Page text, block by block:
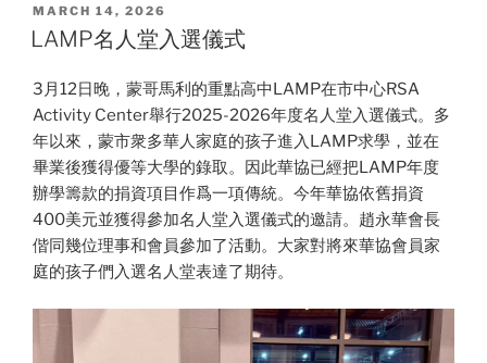
POSTED
ON
MARCH 14, 2026
LAMP名人堂入選儀式
3月12日晚，蒙哥馬利的重點高中LAMP在市中心RSA
Activity Center舉行2025-2026年度名人堂入選儀式。多
年以來，蒙市衆多華人家庭的孩子進入LAMP求學，並在
畢業後獲得優等大學的錄取。因此華協已經把LAMP年度
辦學籌款的捐資項目作爲一項傳統。今年華協依舊捐資
400美元並獲得參加名人堂入選儀式的邀請。趙永華會長
偕同幾位理事和會員參加了活動。大家對將來華協會員家
庭的孩子們入選名人堂表達了期待。